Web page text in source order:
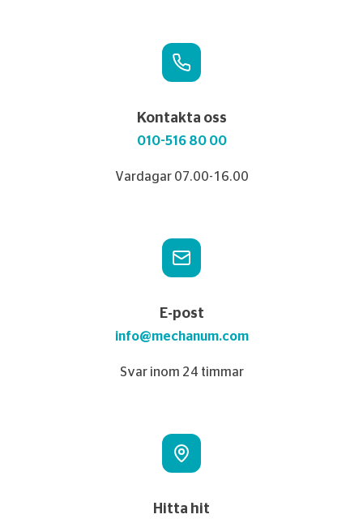
Kontakta oss
010-516 80 00
Vardagar 07.00-16.00
E-post
info@mechanum.com
Svar inom 24 timmar
Hitta hit